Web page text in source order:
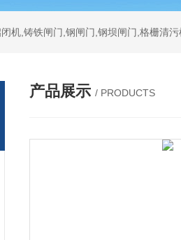
机,铸铁闸门,钢闸门,钢坝闸门,格栅清
产品展示 / PRODUCTS